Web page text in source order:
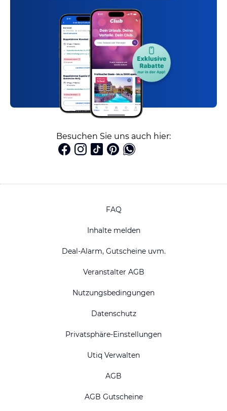
Besuchen Sie uns auch hier:
FAQ
Inhalte melden
Deal-Alarm, Gutscheine uvm.
Veranstalter AGB
Nutzungsbedingungen
Datenschutz
Privatsphäre-Einstellungen
Utiq Verwalten
AGB
AGB Gutscheine